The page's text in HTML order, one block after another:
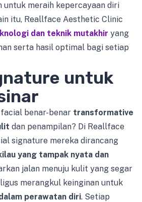
untuk meraih kepercayaan diri
itu, Reallface Aesthetic Clinic
dan teknik mutakhir yang
serta hasil optimal bagi setiap
untuk
benar-benar transformative
dan penampilan? Di Reallface
signature mereka dirancang
yang tampak nyata dan
jalan menuju kulit yang segar
merangkul keinginan untuk
perawatan diri. Setiap